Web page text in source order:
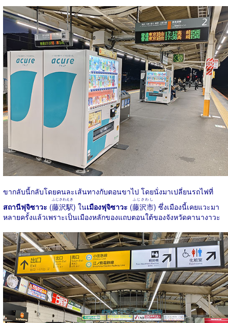
ขากลับนี้กลับโดยคนละเส้นทางกับตอนขาไป โดยนั่งมาเปลี่ยนรถไฟที่
สถานีฟุจิซาวะ (藤沢駅
ふじさわえき
) ในเมืองฟุจิซาวะ (藤沢市
ふじさわし
) ซึ่งเมืองนี้เคยแวะมา
หลายครั้งแล้วเพราะเป็นเมืองหลักของแถบตอนใต้ของจังหวัดคานางาวะ